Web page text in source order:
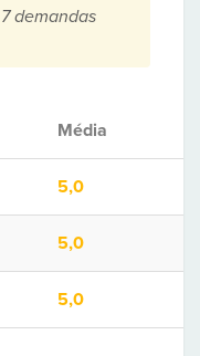
demandas
Média
5,0
5,0
5,0